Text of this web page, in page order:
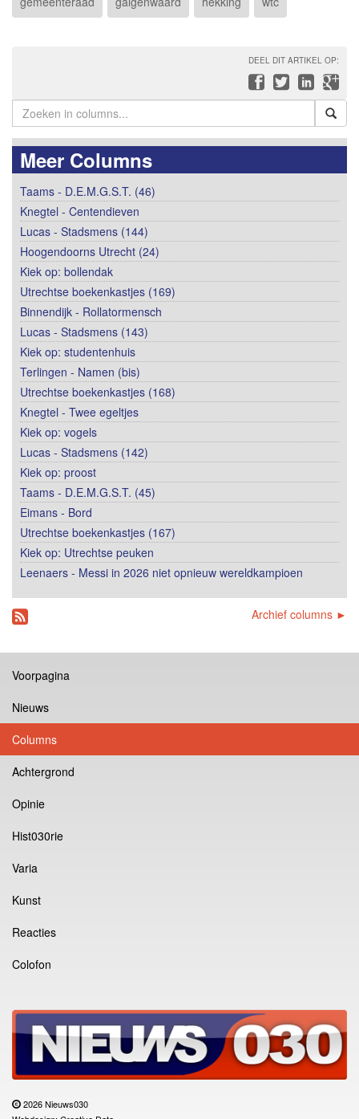
DEEL DIT ARTIKEL OP:
Meer Columns
Taams - D.E.M.G.S.T. (46)
Knegtel - Centendieven
Lucas - Stadsmens (144)
Hoogendoorns Utrecht (24)
Kiek op: bollendak
Utrechtse boekenkastjes (169)
Binnendijk - Rollatormensch
Lucas - Stadsmens (143)
Kiek op: studentenhuis
Terlingen - Namen (bis)
Utrechtse boekenkastjes (168)
Knegtel - Twee egeltjes
Kiek op: vogels
Lucas - Stadsmens (142)
Kiek op: proost
Taams - D.E.M.G.S.T. (45)
Eimans - Bord
Utrechtse boekenkastjes (167)
Kiek op: Utrechtse peuken
Leenaers - Messi in 2026 niet opnieuw wereldkampioen
Archief columns ►
Voorpagina
Nieuws
Columns
Achtergrond
Opinie
Hist030rie
Varia
Kunst
Reacties
Colofon
2026 Nieuws030